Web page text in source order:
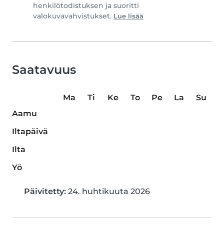
henkilötodistuksen ja suoritti
valokuvavahvistukset. Lue lisää
Saatavuus
Ma Ti Ke To Pe La
Su
Aamu
Iltapäivä
Ilta
Yö
Päivitetty: 24. huhtikuuta 2026